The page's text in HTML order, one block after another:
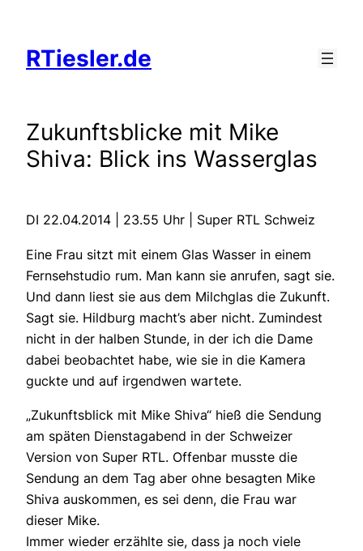
springen
RTiesler.de
Zukunftsblicke mit Mike
Shiva: Blick ins Wasserglas
DI 22.04.2014 | 23.55 Uhr | Super RTL Schweiz
Eine Frau sitzt mit einem Glas Wasser in einem
Fernsehstudio rum. Man kann sie anrufen, sagt sie.
Und dann liest sie aus dem Milchglas die Zukunft.
Sagt sie. Hildburg macht’s aber nicht. Zumindest
nicht in der halben Stunde, in der ich die Dame
dabei beobachtet habe, wie sie in die Kamera
guckte und auf irgendwen wartete.
„Zukunftsblick mit Mike Shiva“ hieß die Sendung
am späten Dienstagabend in der Schweizer
Version von Super RTL. Offenbar musste die
Sendung an dem Tag aber ohne besagten Mike
Shiva auskommen, es sei denn, die Frau war
dieser Mike.
Immer wieder erzählte sie, dass ja noch viele